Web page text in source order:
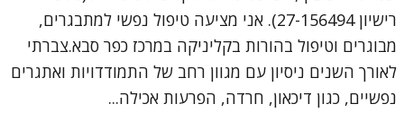
רישיון 27-156494). אני מציעה טיפול נפשי למתבגרים,
מבוגרים וטיפול בהורות בקליניקה במרכז כפר סבא.צברתי
לאורך השנים ניסיון עם מגוון רחב של התמודדויות ואתגרים
נפשיים, כגון דיכאון, חרדה, הפרעות אכילה...